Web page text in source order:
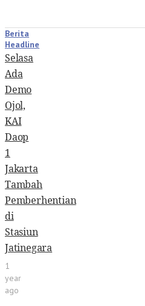
Berita
Headline
Selasa
Ada
Demo
Ojol,
KAI
Daop
1
Jakarta
Tambah
Pemberhentian
di
Stasiun
Jatinegara
1
year
ago